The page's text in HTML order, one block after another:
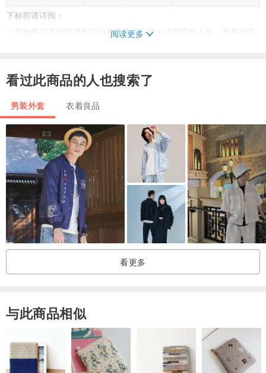
下标前请详阅：
＊直购商品下标前请先询问有无库存，因为店面同时上架，难免有临
＊本店贩售古着商品，乃具年代历史使用痕迹之商品货物，下标前若
＊商品因电脑或是手机会有些微的色差问题，因色差问题，经双方同
意后仅能以“换货”方式，若对商品较为要求完美，请勿下标喔。
实体店面：台北市大安区赤峰街77巷6号
营业时间：15:00-21:00
阅读更多
看过此商品的人也搜索了
男装外套 衣着良品
看更多
与此商品相似